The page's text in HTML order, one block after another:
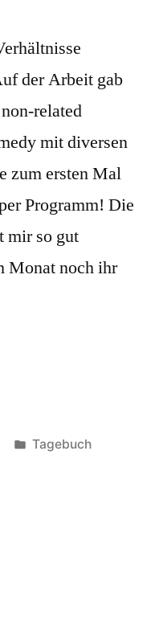
der Arbeit gab
related
mit diversen
zum ersten Mal
Programm! Die
mir so gut
Monat noch ihr
Veröffentlicht
Tagebuch